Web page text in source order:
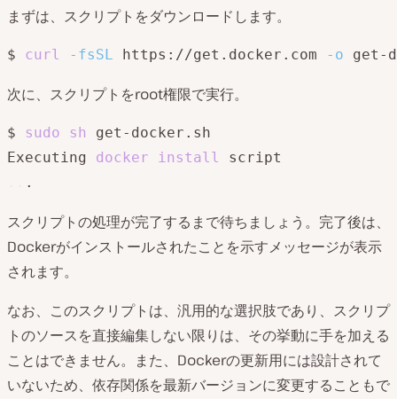
まずは、スクリプトをダウンロードします。
$ curl -fsSL https://get.docker.com -o
次に、スクリプトをroot権限で実行。
$ sudo sh
get-docker.sh
Executing docker install
スクリプトの処理が完了するまで待ちましょう。完了後は、
Dockerがインストールされたことを示すメッセージが表示
されます。
なお、このスクリプトは、汎用的な選択肢であり、スクリプ
トのソースを直接編集しない限りは、その挙動に手を加える
ことはできません。また、Dockerの更新用には設計されて
いないため、依存関係を最新バージョンに変更することもで